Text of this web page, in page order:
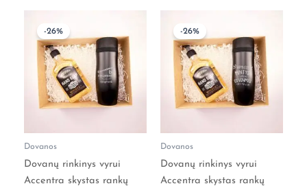
-26%
Dovanos
Dovanų rinkinys vyrui
Accentra skystas rankų
price
was:
€27,00.
price
is:
€20,00.
-26%
Dovanos
Dovanų rinkinys vyrui
Accentra skystas rankų
price
was:
€27,00.
is: